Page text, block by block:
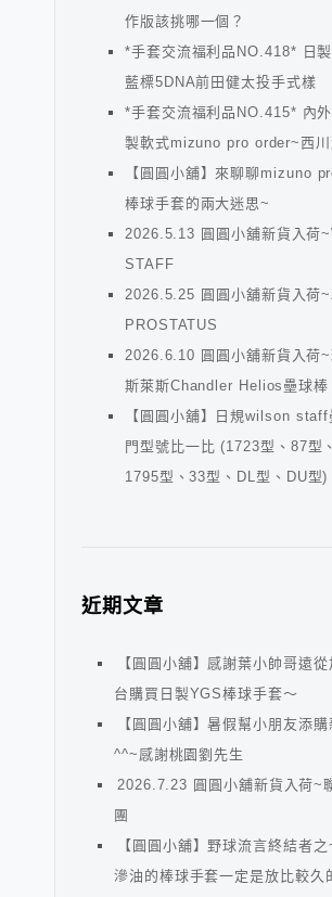
作版該挑哪一個？
*手套交流福利品NO.418* 日
藍標5DNA前田健太投手式樣
*手套交流福利品NO.415* 內外
製軟式mizuno pro order~西川
【圓圓小舖】來聊聊mizuno
棒球手套的兩大迷思~
2026.5.13 圓圓小舖新貨入荷
STAFF
2026.5.25 圓圓小舖新貨入荷
PROSTATUS
2026.6.10 圓圓小舖新貨入荷
斯萊斯Chandler Helios壘球棒
【圓圓小舖】日規wilson
門型號比一比 (1723型、87型
1795型、33型、DL型、DU型)
近期文章
【圓圓小舖】感謝葉小帥哥遠從
台購買日製YGS棒球手套～
【圓圓小舖】暑假幫小朋友添
^^~感謝桃園劉先生
2026.7.23 圓圓小舖新貨入荷~
團
【圓圓小舖】野球流言終結者
滲油的棒球手套一定是放比較久